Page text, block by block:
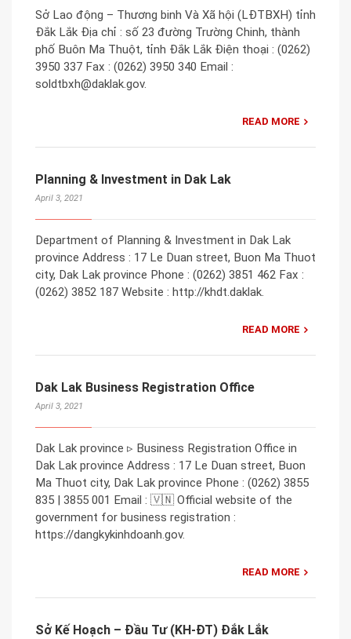
Sở Lao động – Thương binh Và Xã hội (LĐTBXH) tỉnh
Đắk Lắk Địa chỉ : số 23 đường Trường Chinh, thành
phố Buôn Ma Thuột, tỉnh Đắk Lắk Điện thoại : (0262)
3950 337 Fax : (0262) 3950 340 Email :
soldtbxh@daklak.gov.
READ MORE
Planning & Investment in Dak Lak
April 3, 2021
Department of Planning & Investment in Dak Lak
province Address : 17 Le Duan street, Buon Ma Thuot
city, Dak Lak province Phone : (0262) 3851 462 Fax :
(0262) 3852 187 Website : http://khdt.daklak.
READ MORE
Dak Lak Business Registration Office
April 3, 2021
Dak Lak province ▹ Business Registration Office in
Dak Lak province Address : 17 Le Duan street, Buon
Ma Thuot city, Dak Lak province Phone : (0262) 3855
835 | 3855 001 Email : 🇻🇳 Official website of the
government for business registration :
https://dangkykinhdoanh.gov.
READ MORE
Sở Kế Hoạch – Đầu Tư (KH-ĐT) Đắk Lắk